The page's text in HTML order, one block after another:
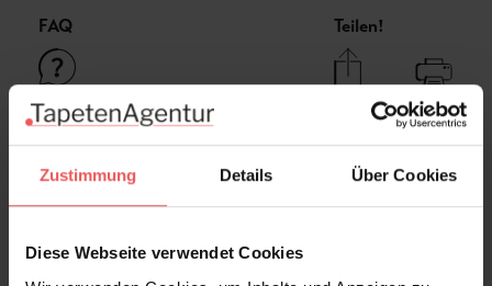
Zustimmung Details Über Cookies
Diese Webseite verwendet Cookies
FAQ Teilen!
Sie haben Fragen zum Produkt?
Frage stellen